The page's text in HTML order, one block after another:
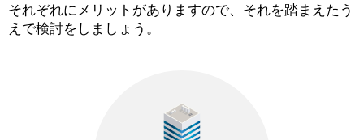
それぞれにメリットがありますので、それを踏まえたう
えで検討をしましょう。